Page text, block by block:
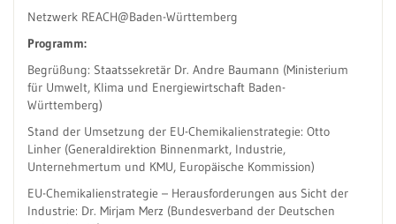
Netzwerk REACH@Baden-Württemberg
Programm:
Begrüßung: Staatssekretär Dr. Andre Baumann (Ministerium
für Umwelt, Klima und Energiewirtschaft Baden-
Württemberg)
Stand der Umsetzung der EU-Chemikalienstrategie: Otto
Linher (Generaldirektion Binnenmarkt, Industrie,
Unternehmertum und KMU, Europäische Kommission)
EU-Chemikalienstrategie – Herausforderungen aus Sicht der
Industrie: Dr. Mirjam Merz (Bundesverband der Deutschen